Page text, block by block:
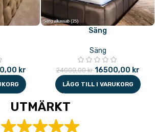
kr
Säng
Säng
24000,00kr 16500,00 kr
LÄGG TILL I VARUKORG
UTMÄRKT